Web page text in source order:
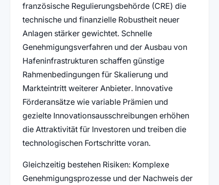
französische Regulierungsbehörde (CRE) die
technische und finanzielle Robustheit neuer
Anlagen stärker gewichtet. Schnelle
Genehmigungsverfahren und der Ausbau von
Hafeninfrastrukturen schaffen günstige
Rahmenbedingungen für Skalierung und
Markteintritt weiterer Anbieter. Innovative
Förderansätze wie variable Prämien und
gezielte Innovationsausschreibungen erhöhen
die Attraktivität für Investoren und treiben die
technologischen Fortschritte voran.
Gleichzeitig bestehen Risiken: Komplexe
Genehmigungsprozesse und der Nachweis der